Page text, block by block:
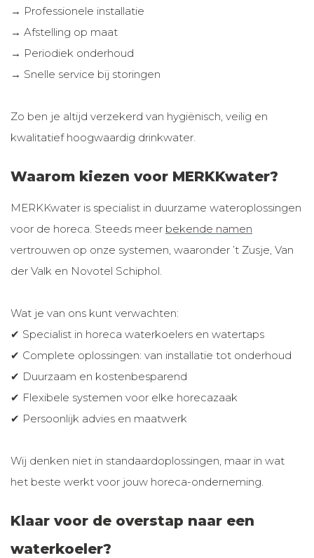
→ Professionele installatie
→ Afstelling op maat
→ Periodiek onderhoud
→ Snelle service bij storingen
Zo ben je altijd verzekerd van hygiënisch, veilig en
kwalitatief hoogwaardig drinkwater.
Waarom kiezen voor MERKKwater?
MERKKwater is specialist in duurzame wateroplossingen
voor de horeca. Steeds meer bekende namen
vertrouwen op onze systemen, waaronder ’t Zusje, Van
der Valk en Novotel Schiphol.
Wat je van ons kunt verwachten:
✔ Specialist in horeca waterkoelers en watertaps
✔ Complete oplossingen: van installatie tot onderhoud
✔ Duurzaam en kostenbesparend
✔ Flexibele systemen voor elke horecazaak
✔ Persoonlijk advies en maatwerk
Wij denken niet in standaardoplossingen, maar in wat
het beste werkt voor jouw horeca-onderneming.
Klaar voor de overstap naar een
waterkoeler?